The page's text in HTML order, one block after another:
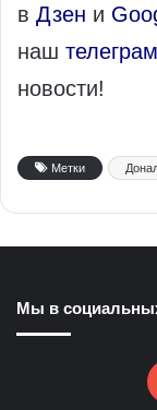
в Дзен и
наш
новости!
Метки
Мы в